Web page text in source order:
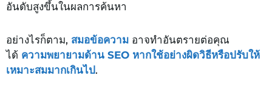
อันดับสูงขึ้นในผลการค้นหา
อย่างไรก็ตาม, สมอข้อความ อาจทำอันตรายต่อคุณ
ได้ ความพยายามด้าน SEO หากใช้อย่างผิดวิธีหรือปรับให้
เหมาะสมมากเกินไป.